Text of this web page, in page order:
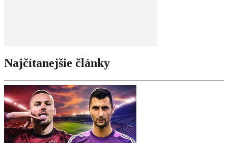
Najčítanejšie články